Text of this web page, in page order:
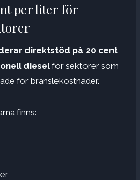
per liter för
direktstöd på 20 cent
dieselför sektorer som
för bränslekostnader.
finns: